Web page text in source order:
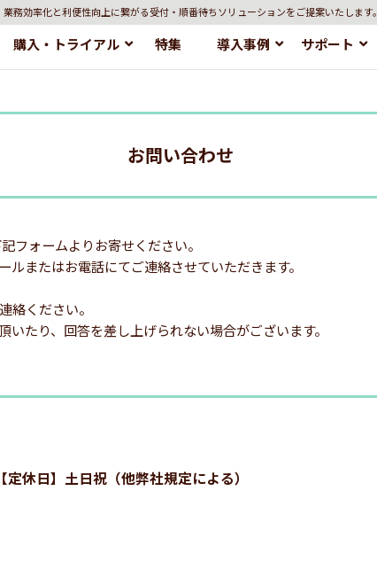
務効率化と利便性向上に繋がる受付・順番待ちソリューションをご提案いたします。
購入・トライアル 特集 導入事例 サポート
お問い合わせ
フォームよりお寄せください。
またはお電話にてご連絡させていただきます。
絡ください。
たり、回答を差し上げられない場合がございます。
休日】土日祝（他弊社規定による）